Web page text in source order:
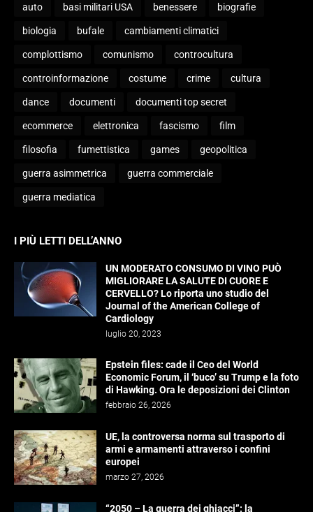
auto basi militari USA benessere biografie
biologia bufale cambiamenti climatici
complottismo comunismo controcultura
controinformazione costume crime cultura
dance documenti documenti top secret
ecommerce elettronica fascismo film
filosofia fumettistica games geopolitica
guerra asimmetrica guerra commerciale
guerra mediatica
I PIÙ LETTI DELL’ANNO
UN MODERATO CONSUMO DI VINO PUÒ
MIGLIORARE LA SALUTE DI CUORE E
CERVELLO? Lo riporta uno studio del
Journal of the American College of
Cardiology
luglio 20, 2023
Epstein files: cade il Ceo del World
Economic Forum, il ‘buco’ su Trump e la foto
di Hawking. Ora le deposizioni dei Clinton
febbraio 26, 2026
UE, la controversa norma sul trasporto di
armi e armamenti attraverso i confini
europei
marzo 27, 2026
“2050 – La guerra dei ghiacci”: la